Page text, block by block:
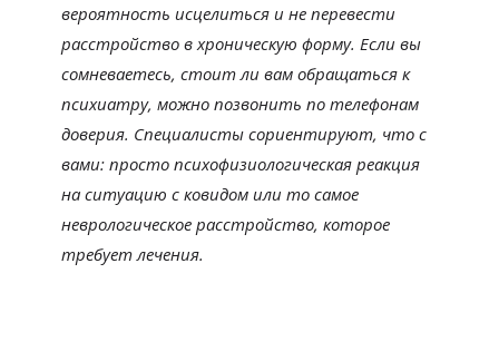
вероятность исцелиться и не перевести
расстройство в хроническую форму. Если вы
сомневаетесь, стоит ли вам обращаться к
психиатру, можно позвонить по телефонам
доверия. Специалисты сориентируют, что с
вами: просто психофизиологическая реакция
на ситуацию с ковидом или то самое
неврологическое расстройство, которое
требует лечения.